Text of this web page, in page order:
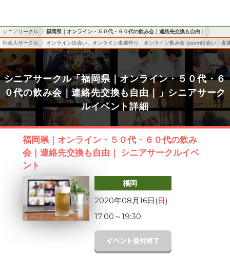
シニアサークル
福岡県｜オンライン・５０代・６０代の飲み会｜連絡先交換も自由｜
社会人サークル
オンライン出会い、オンライン友達作り、オンライン飲み会 (zoom出会い・友
シニアサークル「福岡県｜オンライン・５０代・６
０代の飲み会｜連絡先交換も自由｜」シニアサーク
ルイベント詳細
福岡県｜オンライン・５０代・６０代の飲み
会｜連絡先交換も自由｜ シニアサークルイベ
ント
福岡
2020年08月16日(日)
17:00 ～19:30